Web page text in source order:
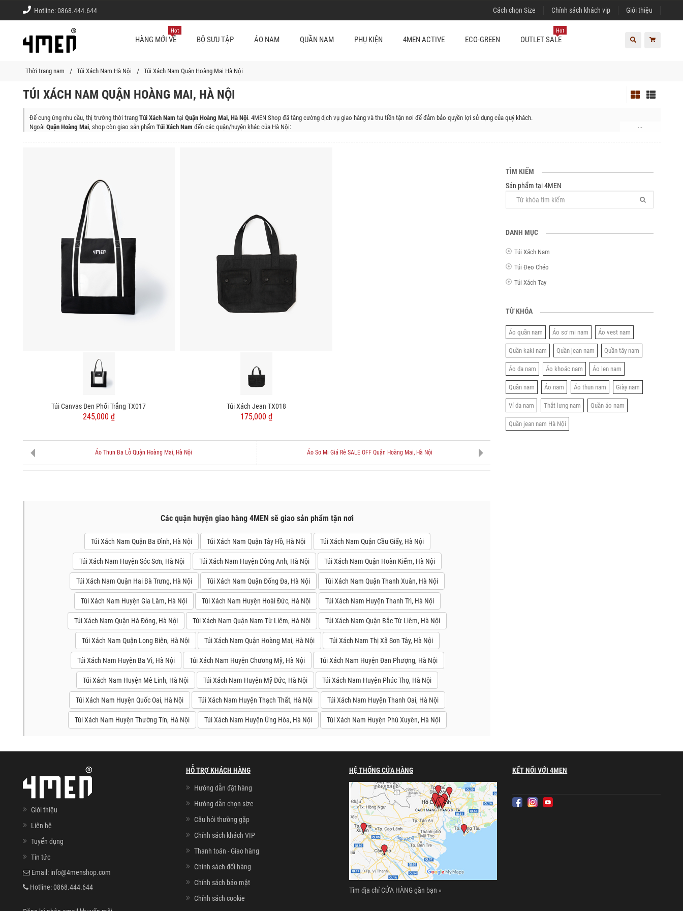
Hotline:0868.444.644 Cách chọn Size Chính sách khách vip Giới thiệu
HÀNG MỚI VỀ
Hot
BỘ SƯU TẬP ÁO NAM QUẦN NAM PHỤ KIỆN 4MEN ACTIVE ECO-GREEN OUTLET SALE
Hot
Thời trang nam Túi Xách Nam Hà Nội Túi Xách Nam Quận Hoàng Mai Hà Nội
TÚI XÁCH NAM QUẬN HOÀNG MAI, HÀ NỘI
Để cung ứng nhu cầu, thị trường thời trang Túi Xách Nam tại Quận Hoàng Mai, Hà Nội. 4MEN Shop đã tăng cường dịch vụ giao hàng và thu tiền tận nơi để đảm bảo quyền lợi sử dụng của quý khách.
Ngoài Quận Hoàng Mai, shop còn giao sản phẩm Túi Xách Nam đến các quận/huyện khác của Hà Nội:
...
Túi Canvas Đen Phối Trắng TX017
245,000 ₫
Túi Xách Jean TX018
175,000 ₫
Áo Thun Ba Lỗ Quận Hoàng Mai, Hà Nội Áo Sơ Mi Giá Rẻ SALE OFF Quận Hoàng Mai, Hà Nội
Các quận huyện giao hàng 4MEN sẽ giao sản phẩm tận nơi
Túi Xách Nam Quận Ba Đình, Hà Nội Túi Xách Nam Quận Tây Hồ, Hà Nội Túi Xách Nam Quận Cầu Giấy, Hà Nội
Túi Xách Nam Huyện Sóc Sơn, Hà Nội Túi Xách Nam Huyện Đông Anh, Hà Nội Túi Xách Nam Quận Hoàn Kiếm, Hà Nội
Túi Xách Nam Quận Hai Bà Trưng, Hà Nội Túi Xách Nam Quận Đống Đa, Hà Nội Túi Xách Nam Quận Thanh Xuân, Hà Nội
Túi Xách Nam Huyện Gia Lâm, Hà Nội Túi Xách Nam Huyện Hoài Đức, Hà Nội Túi Xách Nam Huyện Thanh Trì, Hà Nội
Túi Xách Nam Quận Hà Đông, Hà Nội Túi Xách Nam Quận Nam Từ Liêm, Hà Nội Túi Xách Nam Quận Bắc Từ Liêm, Hà Nội
Túi Xách Nam Quận Long Biên, Hà Nội Túi Xách Nam Quận Hoàng Mai, Hà Nội Túi Xách Nam Thị Xã Sơn Tây, Hà Nội
Túi Xách Nam Huyện Ba Vì, Hà Nội Túi Xách Nam Huyện Chương Mỹ, Hà Nội Túi Xách Nam Huyện Đan Phượng, Hà Nội
Túi Xách Nam Huyện Mê Linh, Hà Nội Túi Xách Nam Huyện Mỹ Đức, Hà Nội Túi Xách Nam Huyện Phúc Thọ, Hà Nội
Túi Xách Nam Huyện Quốc Oai, Hà Nội Túi Xách Nam Huyện Thạch Thất, Hà Nội Túi Xách Nam Huyện Thanh Oai, Hà Nội
Túi Xách Nam Huyện Thường Tín, Hà Nội Túi Xách Nam Huyện Ứng Hòa, Hà Nội Túi Xách Nam Huyện Phú Xuyên, Hà Nội
TÌM KIẾM
Sản phẩm tại 4MEN
DANH MỤC
Túi Xách Nam
Túi Đeo Chéo
Túi Xách Tay
TỪ KHÓA
Áo quần nam Áo sơ mi nam Áo vest nam
Quần kaki nam Quần jean nam Quần tây nam
Áo da nam Áo khoác nam Áo len nam
Quần nam Áo nam Áo thun nam Giày nam
Ví da nam Thắt lưng nam Quần áo nam
Quần jean nam Hà Nội
Giới thiệu
Liên hệ
Tuyển dụng
Tin tức
Email: info@4menshop.com
Hotline:0868.444.644
HỖ TRỢ KHÁCH HÀNG
Hướng dẫn đặt hàng
Hướng dẫn chọn size
Câu hỏi thường gặp
Chính sách khách VIP
Thanh toán - Giao hàng
Chính sách đổi hàng
Chính sách bảo mật
Chính sách cookie
HỆ THỐNG CỬA HÀNG
Tìm địa chỉ CỬA HÀNG gần bạn »
KẾT NỐI VỚI 4MEN